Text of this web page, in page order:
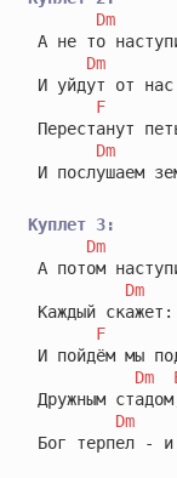
Dm
А не то
Dm
И уйдут от
F
Перестанут
Dm
И послушаем
Куплет 3:
Dm
А потом
Dm
Каждый
F
И пойдём мы
Dm
Дружным
Dm
Бог терпел -